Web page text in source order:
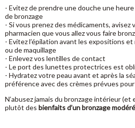
- Evitez de prendre une douche une
de bronzage
- Si vous prenez des médicaments,
pharmacien que vous allez vous faire
- Evitez l’épilation avant les expositions
ou de maquillage
- Enlevez vos lentilles de contact
- Le port des lunettes protectrices est
- Hydratez votre peau avant et après la
préférence avec des crèmes prévues
N’abusez jamais du bronzage intérieur
plutôt des bienfaits d’un bronzage modéré